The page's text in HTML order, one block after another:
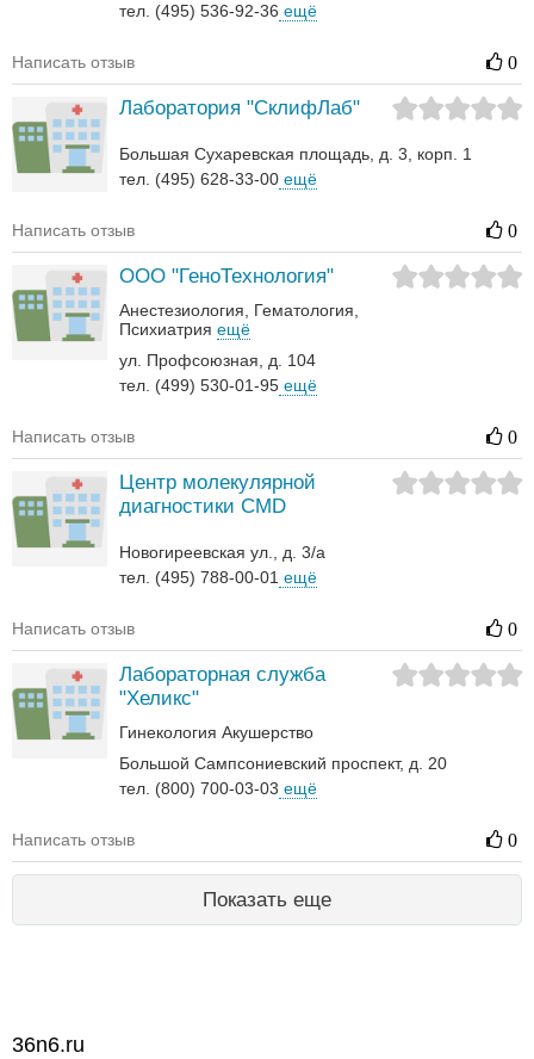
тел. (495) 536-92-36 ещё
Написать отзыв 0
Лаборатория "СклифЛаб"
Большая Сухаревская площадь, д. 3, корп. 1
тел. (495) 628-33-00 ещё
Написать отзыв 0
ООО "ГеноТехнология"
Анестезиология
Гематология‎
Психиатрия ещё
ул. Профсоюзная, д. 104
тел. (499) 530-01-95 ещё
Написать отзыв 0
Центр молекулярной
диагностики CMD
Новогиреевская ул., д. 3/а
тел. (495) 788-00-01 ещё
Написать отзыв 0
Лабораторная служба
"Хеликс"
Гинекология Акушерство
Большой Сампсониевский проспект, д. 20
тел. (800) 700-03-03 ещё
Написать отзыв 0
Показать еще
36n6.ru